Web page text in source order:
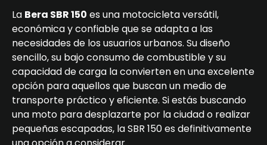
La Bera SBR 150 es una motocicleta versátil,
económica y confiable que se adapta a las
necesidades de los usuarios urbanos. Su diseño
sencillo, su bajo consumo de combustible y su
capacidad de carga la convierten en una excelente
opción para aquellos que buscan un medio de
transporte práctico y eficiente. Si estás buscando
una moto para desplazarte por la ciudad o realizar
pequeñas escapadas, la SBR 150 es definitivamente